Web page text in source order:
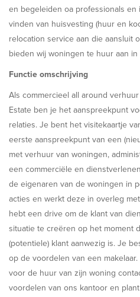
en begeleiden oa professionals
vinden van huisvesting (huur en
relocation service aan die aansluit
bieden wij woningen te huur aan
Functie omschrijving
Als commercieel all around
Estate ben je het aanspreekpunt
relaties. Je bent het visitekaartje
eerste aanspreekpunt van een
met verhuur van woningen,
een commerciële en
de eigenaren van de woningen in
acties en werkt deze in overleg
hebt een drive om de klant van
situatie te creëren op het moment
(potentiele) klant aanwezig is. Je
op de voordelen van een
voor de huur van zijn woning
voordelen van ons kantoor en